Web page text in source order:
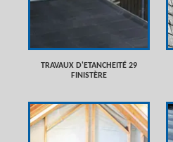
TRAVAUX D'ETANCHEITÉ 29
FINISTÈRE